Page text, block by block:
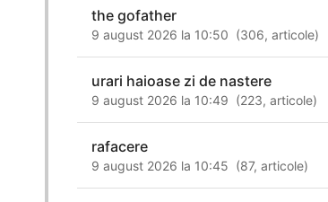
the gofather
9 august 2026 la 10:50 (306,articole)
urari haioase zi de nastere
9 august 2026 la 10:49 (223,articole)
rafacere
9 august 2026 la 10:45 (87,articole)